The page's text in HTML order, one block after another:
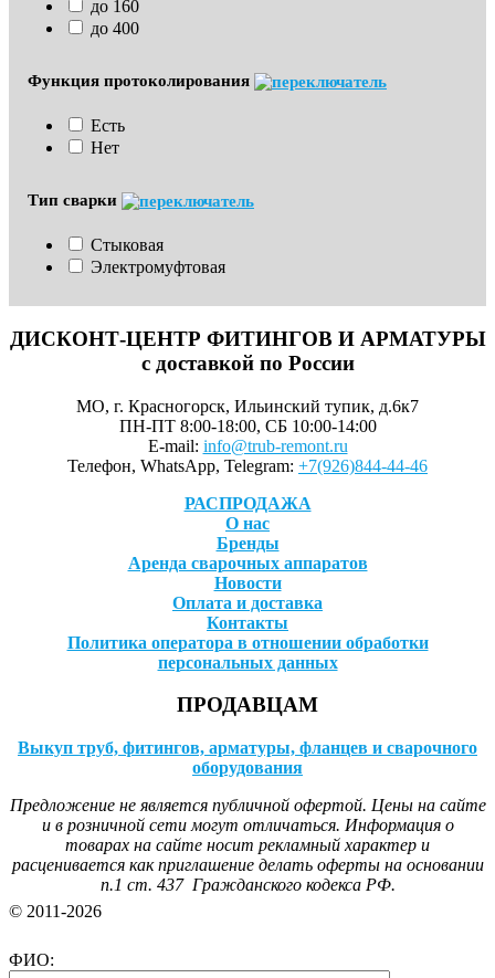
до 160
до 400
Функция протоколирования
Есть
Нет
Тип сварки
Стыковая
Электромуфтовая
ДИСКОНТ-ЦЕНТР ФИТИНГОВ И АРМАТУРЫ
с доставкой по России
МО, г. Красногорск, Ильинский тупик, д.6к7
ПН-ПТ 8:00-18:00, СБ 10:00-14:00
E-mail: info@trub-remont.ru
Телефон, WhatsApp, Telegram: +7(926)844-44-46
РАСПРОДАЖА
О нас
Бренды
Аренда сварочных аппаратов
Новости
Оплата и доставка
Контакты
Политика оператора в отношении обработки
персональных данных
ПРОДАВЦАМ
Выкуп труб, фитингов, арматуры, фланцев и сварочного
оборудования
Предложение не является публичной офертой. Цены на сайте
и в розничной сети могут отличаться. Информация о
товарах на сайте носит рекламный характер и
расценивается как приглашение делать оферты на основании
п.1 ст. 437 Гражданского кодекса РФ.
© 2011-2026
ФИО: